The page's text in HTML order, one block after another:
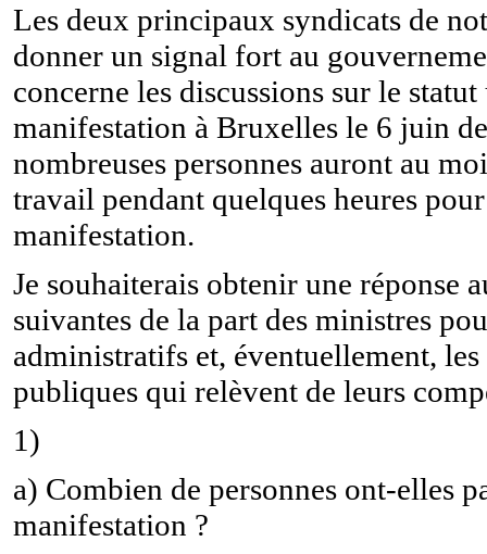
Les deux principaux syndicats de
donner un signal fort au
concerne les discussions sur le
manifestation à Bruxelles le 6 juin
nombreuses personnes auront au
travail pendant quelques heures
manifestation.
Je souhaiterais obtenir une réponse
suivantes de la part des ministres
administratifs et, éventuellement, les
publiques qui relèvent de leurs
1)
a) Combien de personnes ont-elles
manifestation ?